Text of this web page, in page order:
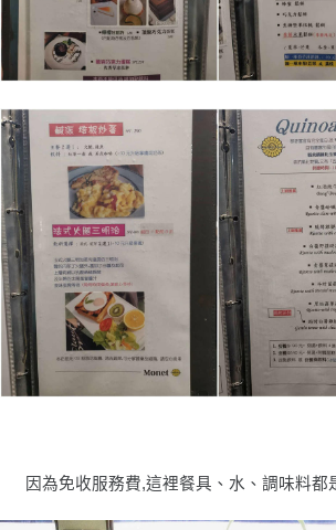
因為免收服務費,這裡餐具、水、調味料都